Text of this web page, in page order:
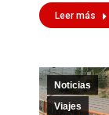
Leer más
Noticias
Viajes